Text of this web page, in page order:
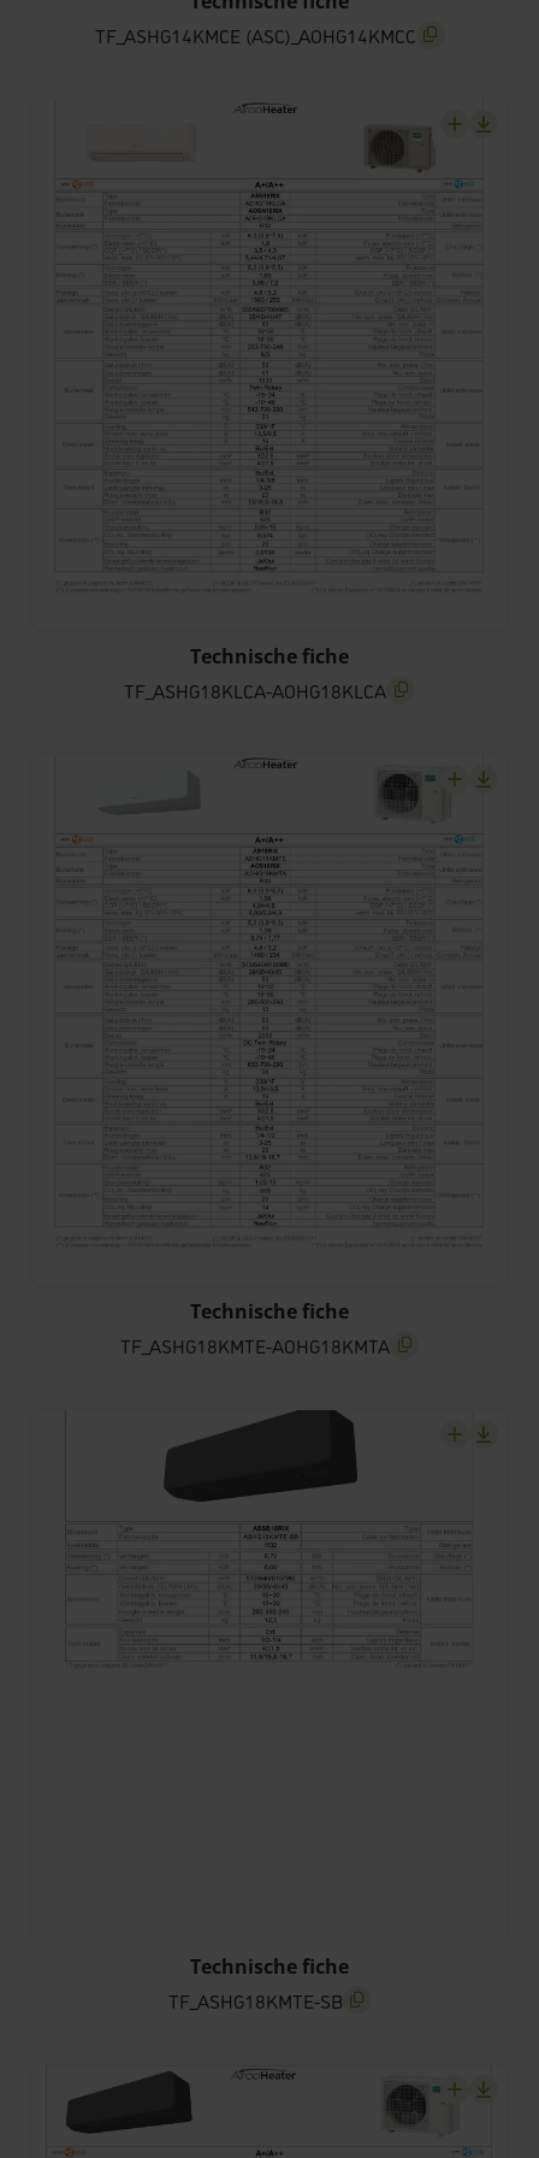
TF_ASHG14KMCE (ASC)_AOHG14KMCC
TF_ASHG18KLCA-AOHG18KLCA
TF_ASHG18KLCA-AOHG18KLCA screenreader.copy
Technische fiche
TF_ASHG18KMTE-AOHG18KMTA
TF_ASHG18KMTE-AOHG18KMTA
Technische fiche
TF_ASHG18KMTE-SB
TF_ASHG18KMTE-SB
screenreader.copy title
Technische fiche